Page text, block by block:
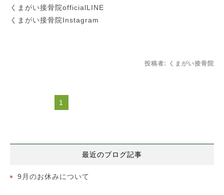
くまがい接骨院officialLINE
くまがい接骨院Instagram
投稿者: くまがい接骨院
1
最近のブログ記事
9月のお休みについて